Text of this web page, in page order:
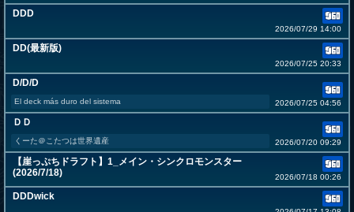
DDD
2026/07/29 14:00
DD(最新版)
2026/07/25 20:33
D/D/D
El deck más duro del sistema 2026/07/25 04:56
ＤＤ
くーた＠こたつは世界遺産 2026/07/20 09:29
【崖っぷちドラフト】1_メイン・シンクロモンスター
(2026/7/18)
2026/07/18 00:26
DDDwick